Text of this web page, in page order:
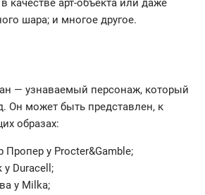
— узнаваемый персонаж, который
Он может быть представлен, к
образах:
Пропер у Procter&Gamble;
у Duracell;
у Milka;